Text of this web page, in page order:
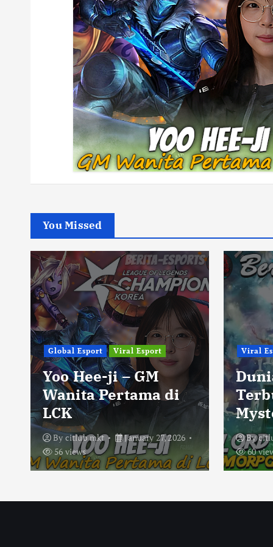
You Missed
Global Esport Viral Esport
Yoo Hee-ji – GM
Wanita Pertama di
LCK
By citlub mkt
January 27, 2026
56 views
Viral
By
60